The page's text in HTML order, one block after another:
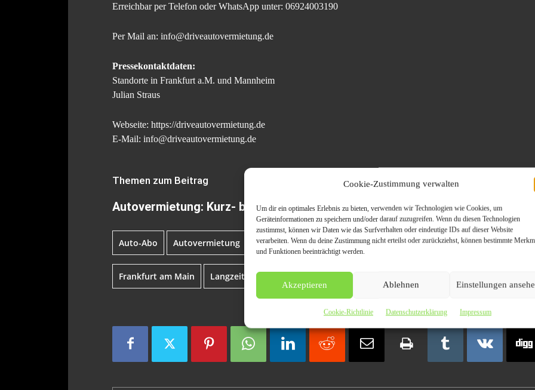
Cookie-Zustimmung verwalten
Um dir ein optimales Erlebnis zu bieten, verwenden wir Technologien wie Cookies, um
Geräteinformationen zu speichern und/oder darauf zuzugreifen. Wenn du diesen Technologien
zustimmst, können wir Daten wie das Surfverhalten oder eindeutige IDs auf dieser Website
verarbeiten. Wenn du deine Zustimmung nicht erteilst oder zurückziehst, können bestimmte
und Funktionen beeinträchtigt werden.
Akzeptieren Ablehnen Einstellungen
Cookie-Richtlinie Datenschutzerklärung Impressum
Erreichbar per Telefon oder WhatsApp unter: 06924003190
Per Mail an: info@driveautovermietung.de
Pressekontaktdaten:
Standorte in Frankfurt a.M. und Mannheim
Julian Straus
Webseite: https://driveautovermietung.de
E-Mail: info@driveautovermietung.de
Themen zum Beitrag
Autovermietung: Kurz- bis Langzeitmiete bei der drive autovermietung
Auto-Abo Autovermietung Autovermietung Frankfurt Autovermietung Mannheim
Frankfurt am Main Langzeitmiete